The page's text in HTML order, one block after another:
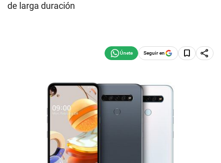
de larga duración
Seguir en